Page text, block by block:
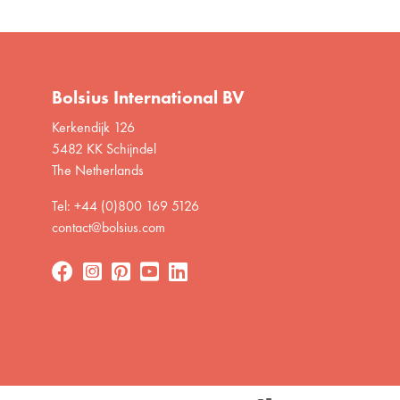
Bolsius International BV
Kerkendijk 126
5482 KK Schijndel
The Netherlands
Tel: +44 (0)800 169 5126
contact@bolsius.com